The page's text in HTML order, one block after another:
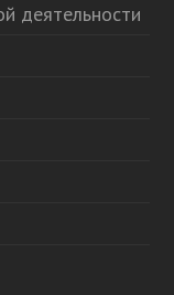
деятельности